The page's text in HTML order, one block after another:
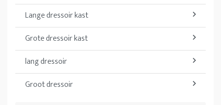
Lange dressoir kast
Grote dressoir kast
lang dressoir
Groot dressoir